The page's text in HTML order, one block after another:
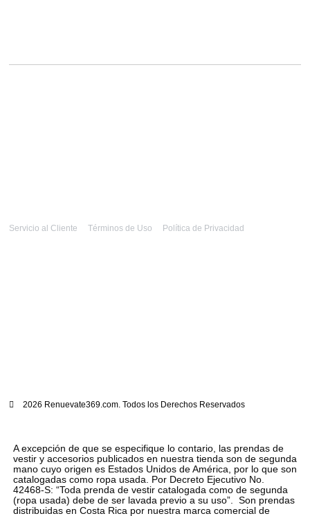
2026 Renuevate369.com. Todos los Derechos Reservados
Servicio al Cliente Términos de Uso Política de Privacidad
A excepción de que se especifique lo contario, las prendas de
vestir y accesorios publicados en nuestra tienda son de segunda
mano cuyo origen es Estados Unidos de América, por lo que son
catalogadas como ropa usada. Por Decreto Ejecutivo No.
42468-S: “Toda prenda de vestir catalogada como de segunda
(ropa usada) debe de ser lavada previo a su uso”. Son prendas
distribuidas en Costa Rica por nuestra marca comercial de